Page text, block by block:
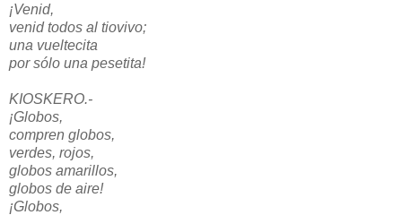
¡Venid,
venid todos al tiovivo;
una vueltecita
por sólo una pesetita!
KIOSKERO.-
¡Globos,
compren globos,
verdes, rojos,
globos amarillos,
globos de aire!
¡Globos,